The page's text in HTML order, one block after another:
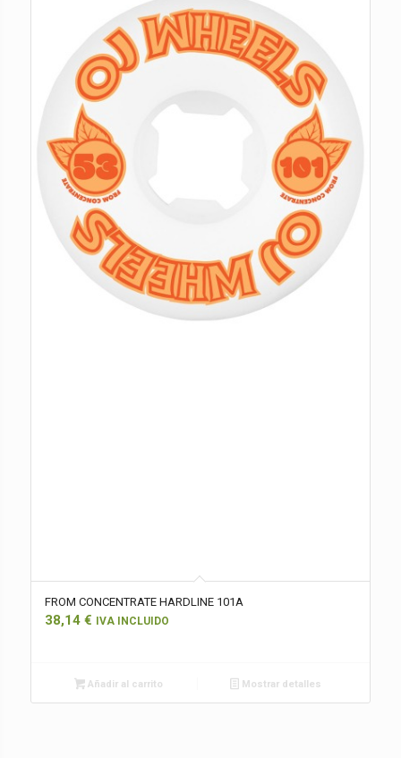
FROM CONCENTRATE HARDLINE 101A
38,14 € IVA INCLUIDO
Añadir al carrito Mostrar detalles